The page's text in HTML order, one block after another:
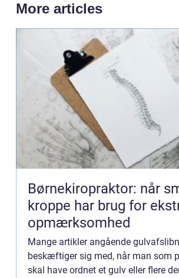
More articles
Børnekiropraktor: når
kroppe har brug for
opmærksomhed
Mange artikler angående
beskæftiger sig med, når man som
skal have ordnet et gulv eller flere